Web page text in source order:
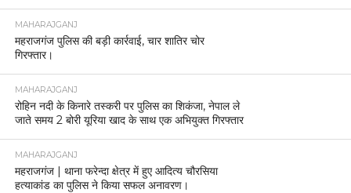
MAHARAJGANJ
महराजगंज पुलिस की बड़ी कार्रवाई, चार शातिर चोर
गिरफ्तार।
MAHARAJGANJ
रोहिन नदी के किनारे तस्करी पर पुलिस का शिकंजा, नेपाल ले
जाते समय 2 बोरी यूरिया खाद के साथ एक अभियुक्त गिरफ्तार
MAHARAJGANJ
महराजगंज | थाना फरेन्दा क्षेत्र में हुए आदित्य चौरसिया
हत्याकांड का पुलिस ने किया सफल अनावरण।